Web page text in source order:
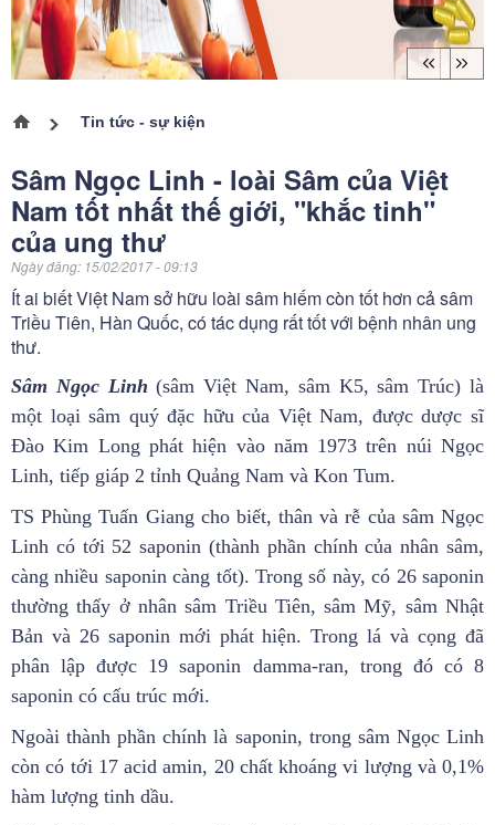
Trang chủ Tin tức - sự kiện
Sâm Ngọc Linh - loài Sâm của Việt
Nam tốt nhất thế giới, "khắc tinh"
của ung thư
Ngày đăng: 15/02/2017 - 09:13
Ít ai biết Việt Nam sở hữu loài sâm hiếm còn tốt hơn cả sâm
Triều Tiên, Hàn Quốc, có tác dụng rất tốt với bệnh nhân ung
thư.
Sâm Ngọc Linh (sâm Việt Nam, sâm K5, sâm Trúc) là
một loại sâm quý đặc hữu của Việt Nam, được dược sĩ
Đào Kim Long phát hiện vào năm 1973 trên núi Ngọc
Linh, tiếp giáp 2 tỉnh Quảng Nam và Kon Tum.
TS Phùng Tuấn Giang cho biết, thân và rễ của sâm Ngọc
Linh có tới 52 saponin (thành phần chính của nhân sâm,
càng nhiều saponin càng tốt). Trong số này, có 26 saponin
thường thấy ở nhân sâm Triều Tiên, sâm Mỹ, sâm Nhật
Bản và 26 saponin mới phát hiện. Trong lá và cọng đã
phân lập được 19 saponin damma-ran, trong đó có 8
saponin có cấu trúc mới.
Ngoài thành phần chính là saponin, trong sâm Ngọc Linh
còn có tới 17 acid amin, 20 chất khoáng vi lượng và 0,1%
hàm lượng tinh dầu.